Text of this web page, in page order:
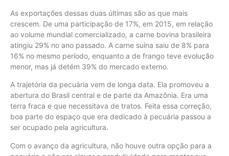
As exportações dessas duas últimas são as que mais
crescem. De uma participação de 17%, em 2015, em relação
ao volume mundial comercializado, a carne bovina brasileira
atingiu 29% no ano passado. A carne suína saiu de 8% para
16% no mesmo período, enquanto a de frango teve evolução
menor, mas já detém 39% do mercado externo.
A trajetória da pecuária vem de longa data. Ela promoveu a
abertura do Brasil central e de parte da Amazônia. Era uma
terra fraca e que necessitava de tratos. Feita essa correção,
boa parte do espaço que era dedicado à pecuária passou a
ser ocupado pela agricultura.
Com o avanço da agricultura, não houve outra opção para a